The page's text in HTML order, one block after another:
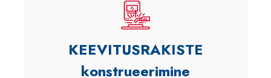
KEEVITUSRAKISTE
konstrueerimine